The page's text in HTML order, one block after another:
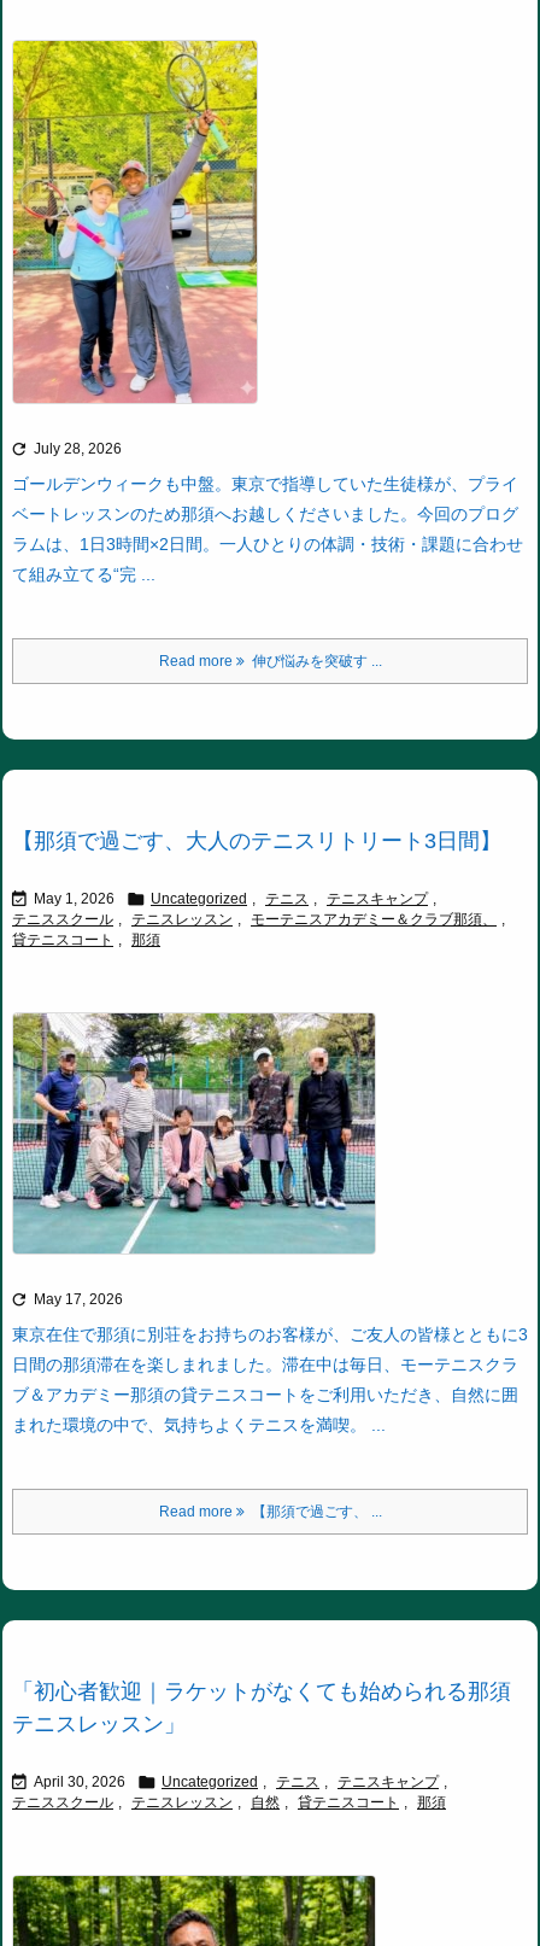
 July 28, 2026
ゴールデンウィークも中盤。 東京で指導していた生徒様が、プライ
ベートレッスンのため那須へお越しくださいました。 今回のプログ
ラムは、1日3時間×2日間。 一人ひとりの体調・技術・課題に合わせ
て組み立てる“完 ...
Read more 伸び悩みを突破す ...
【那須で過ごす、大人のテニスリトリート3日間】
 May 1, 2026  Uncategorized , テニス , テニスキャンプ ,
テニススクール , テニスレッスン , モーテニスアカデミー＆クラブ那須、
,
貸テニスコート , 那須
 May 17, 2026
東京在住で那須に別荘をお持ちのお客様が、ご友人の皆様とともに3
日間の那須滞在を楽しまれました。 滞在中は毎日、モーテニスクラ
ブ＆アカデミー那須の貸テニスコートをご利用いただき、自然に囲
まれた環境の中で、気持ちよくテニスを満喫。 ...
Read more 【那須で過ごす、 ...
「初心者歓迎｜ラケットがなくても始められる那須
テニスレッスン」
 April 30, 2026  Uncategorized , テニス , テニスキャンプ ,
テニススクール , テニスレッスン , 自然 , 貸テニスコート , 那須